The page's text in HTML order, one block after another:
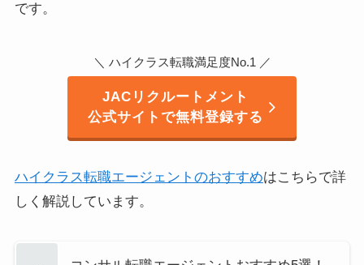
です。
＼ ハイクラス転職満足度No.1 ／
JACリクルートメント
公式サイトで無料登録する
ハイクラス転職エージェントのおすすめはこちらで詳
しく解説しています。